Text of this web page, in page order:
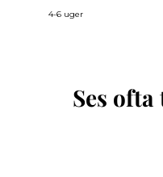
4-6 uger
Ses